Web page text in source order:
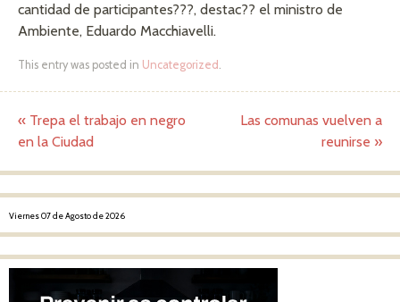
cantidad de participantes???, destac?? el ministro de
Ambiente, Eduardo Macchiavelli.
This entry was posted in Uncategorized .
Post navigation
« Trepa el trabajo en negro
en la Ciudad
Las comunas vuelven a
reunirse »
Viernes 07 de Agosto de 2026